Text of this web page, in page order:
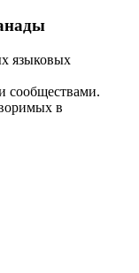
языковых
сообществами.
в